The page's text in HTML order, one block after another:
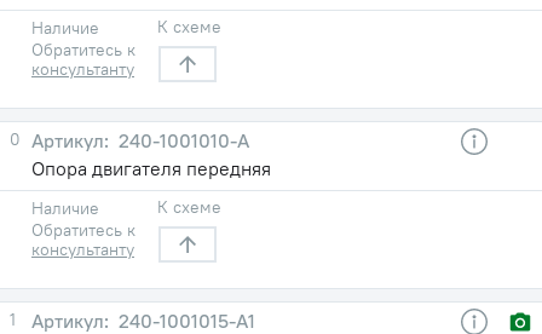
Наличие
Обратитесь к
консультанту
К схеме
0
240-1001010-А
Опора двигателя передняя
Наличие
Обратитесь к
консультанту
К схеме
1
240-1001015-А1